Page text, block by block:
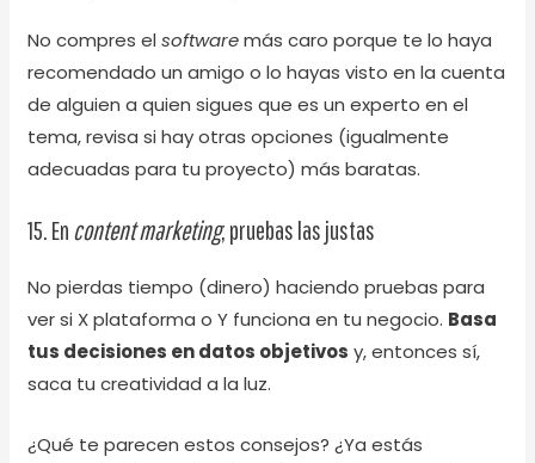
No compres elsoftwaremás caro porque te lo haya
recomendado un amigo o lo hayas visto en la cuenta
de alguien a quien sigues que es un experto en el
tema, revisa si hay otras opciones (igualmente
adecuadas para tu proyecto) más baratas.
15. En content marketing, pruebas las justas
No pierdas tiempo (dinero) haciendo pruebas para
ver si X plataforma o Y funciona en tu negocio. Basa
tus decisiones en datos objetivos y, entonces sí,
saca tu creatividad a la luz.
¿Qué te parecen estos consejos? ¿Ya estás